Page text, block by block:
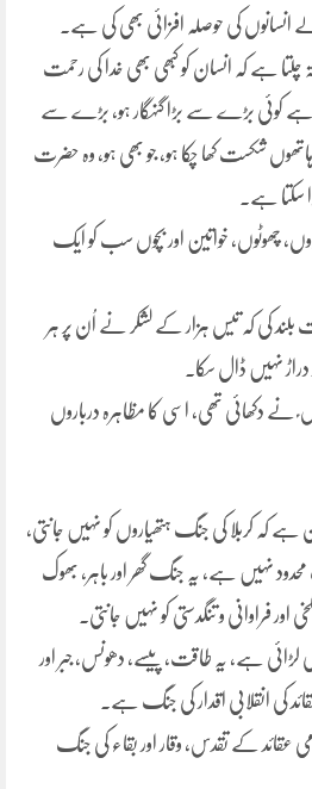
انسانوں کی حوصلہ افزائی بھی کی ہے۔
ہے کہ انسان کو کبھی بھی خدا کی رحمت
کوئی بڑے سے بڑا گنہگار ہو، بڑے سے
شکست کھا چکا ہو، جو بھی ہو، وہ حضرت
سکتا ہے۔
چھوٹوں، خواتین اور بچوں سب کو ایک
کی کہ تیس ہزار کے لشکر نے اُن پر ہر
نہیں ڈال سکا۔
دکھائی تھی، اسی کا مظاہرہ درباروں
کہ کربلا کی جنگ ہتھیاروں کو نہیں جانتی،
نہیں ہے، یہ جنگ گھر اور باہر، بھوک
اور فراوانی و تنگدستی کو نہیں جانتی۔
لڑائی ہے، یہ طاقت، پیسے، دھونس، جبر اور
کی انقلابی اقدار کی جنگ ہے۔
عقائد کے تقدس، وقار اور بقاء کی جنگ